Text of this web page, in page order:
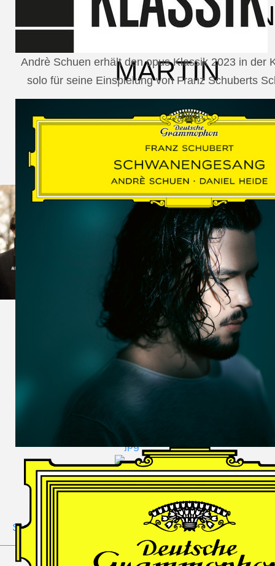
SCHUMANN
MARTIN
SCHUMANN,
LIEDERKREIS
OP. 24
SECHS
MONOLOGE
AUS
JEDERMANN
GESÄNGE
DES
HARFNERS
Andrè Schuen,
Baritone
Stage Duo
Andrè Schuen erhält den opus Klassik 2023 in der
solo für seine Einspielung von Franz Schuberts